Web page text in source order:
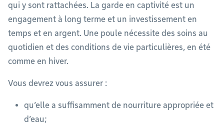
qui y sont rattachées. La garde en captivité est un
engagement à long terme et un investissement en
temps et en argent. Une poule nécessite des soins au
quotidien et des conditions de vie particulières, en été
comme en hiver.
Vous devrez vous assurer :
qu’elle a suffisamment de nourriture appropriée et
d’eau;